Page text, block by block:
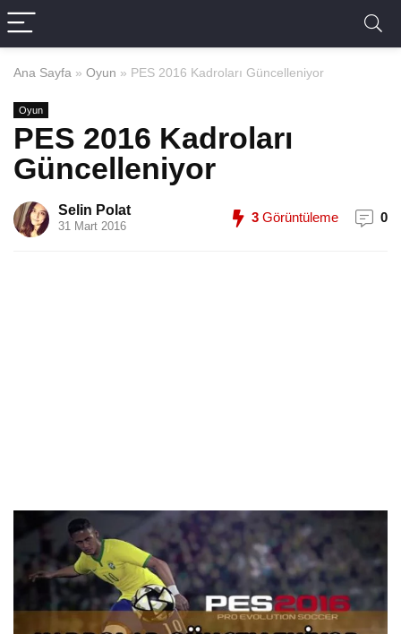
Ana Sayfa » Oyun » PES 2016 Kadroları Güncelleniyor
Oyun
PES 2016 Kadroları
Güncelleniyor
Selin Polat
31 Mart 2016
3 Görüntüleme 0